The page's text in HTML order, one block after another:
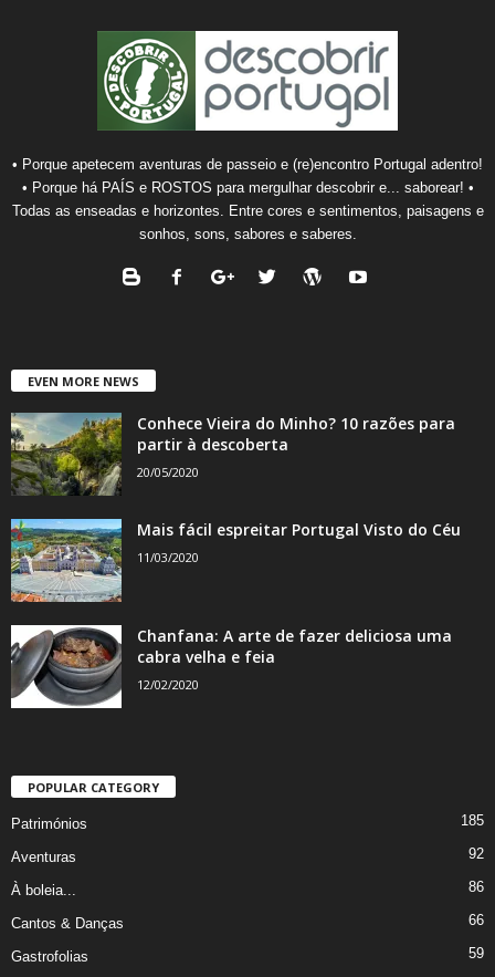
• Porque apetecem aventuras de passeio e (re)encontro Portugal adentro!
• Porque há PAÍS e ROSTOS para mergulhar descobrir e... saborear! •
Todas as enseadas e horizontes. Entre cores e sentimentos, paisagens e
sonhos, sons, sabores e saberes.
EVEN MORE NEWS
Conhece Vieira do Minho? 10 razões para
partir à descoberta
20/05/2020
Mais fácil espreitar Portugal Visto do Céu
11/03/2020
Chanfana: A arte de fazer deliciosa uma
cabra velha e feia
12/02/2020
POPULAR CATEGORY
Patrimónios 185
Aventuras 92
À boleia... 86
Cantos & Danças 66
Gastrofolias 59